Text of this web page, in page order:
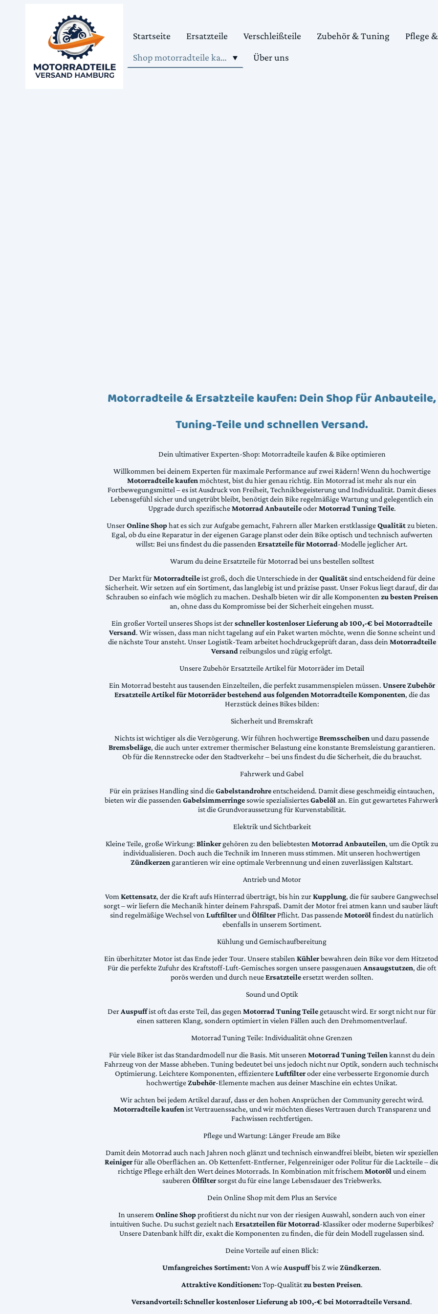
Startseite Ersatzteile Verschleißteile Zubehör & Tuning
Pflege
Shop motorradteile kaufen
Über uns
Motorradteile & Ersatzteile kaufen: Dein Shop für Anbauteile,
Tuning-Teile und schnellen Versand.
Dein ultimativer Experten-Shop: Motorradteile kaufen & Bike optimieren
Willkommen bei deinem Experten für maximale Performance auf zwei Rädern! Wenn du hochwertige
Motorradteile kaufenmöchtest, bist du hier genau richtig. Ein Motorrad ist mehr als nur ein
Fortbewegungsmittel – es ist Ausdruck von Freiheit, Technikbegeisterung und Individualität. Damit dieses
Lebensgefühl sicher und ungetrübt bleibt, benötigt dein Bike regelmäßige Wartung und gelegentlich ein
Upgrade durch spezifischeMotorrad AnbauteileoderMotorrad Tuning Teile.
UnserOnline Shophat es sich zur Aufgabe gemacht, Fahrern aller Marken erstklassigeQualitätzu bieten.
Egal, ob du eine Reparatur in der eigenen Garage planst oder dein Bike optisch und technisch aufwerten
willst: Bei uns findest du die passendenErsatzteile für Motorrad-Modelle jeglicher Art.
Warum du deine Ersatzteile für Motorrad bei uns bestellen solltest
Der Markt fürMotorradteileist groß, doch die Unterschiede in derQualitätsind entscheidend für deine
Sicherheit. Wir setzen auf ein Sortiment, das langlebig ist und präzise passt. Unser Fokus liegt darauf, dir
Schrauben so einfach wie möglich zu machen. Deshalb bieten wir dir alle Komponentenzu besten Preisen
an, ohne dass du Kompromisse bei der Sicherheit eingehen musst.
Ein großer Vorteil unseres Shops ist derschneller kostenloser Lieferung ab 100,-€ bei Motorradteile
Versand. Wir wissen, dass man nicht tagelang auf ein Paket warten möchte, wenn die Sonne scheint und
die nächste Tour ansteht. Unser Logistik-Team arbeitet hochdruckgeprüft daran, dass deinMotorradteile
Versandreibungslos und zügig erfolgt.
Unsere Zubehör Ersatzteile Artikel für Motorräder im Detail
Ein Motorrad besteht aus tausenden Einzelteilen, die perfekt zusammenspielen müssen. Unsere Zubehör
Ersatzteile Artikel für Motorräder bestehend aus folgenden Motorradteile Komponenten, die das
Herzstück deines Bikes bilden:
Sicherheit und Bremskraft
Nichts ist wichtiger als die Verzögerung. Wir führen hochwertigeBremsscheibenund dazu passende
Bremsbeläge, die auch unter extremer thermischer Belastung eine konstante Bremsleistung garantieren.
Ob für die Rennstrecke oder den Stadtverkehr – bei uns findest du die Sicherheit, die du brauchst.
Fahrwerk und Gabel
Für ein präzises Handling sind dieGabelstandrohreentscheidend. Damit diese geschmeidig eintauchen,
bieten wir die passendenGabelsimmerringesowie spezialisiertesGabelöl an. Ein gut gewartetes
ist die Grundvoraussetzung für Kurvenstabilität.
Elektrik und Sichtbarkeit
Kleine Teile, große Wirkung: Blinker gehören zu den beliebtestenMotorrad Anbauteilen, um die Optik zu
individualisieren. Doch auch die Technik im Inneren muss stimmen. Mit unseren hochwertigen
Zündkerzen garantieren wir eine optimale Verbrennung und einen zuverlässigen Kaltstart.
Antrieb und Motor
VomKettensatz, der die Kraft aufs Hinterrad überträgt, bis hin zurKupplung, die für saubere Gangwechsel
sorgt – wir liefern die Mechanik hinter deinem Fahrspaß. Damit der Motor frei atmen kann und sauber
sind regelmäßige Wechsel vonLuftfilterundÖlfilterPflicht. Das passendeMotorölfindest du natürlich
ebenfalls in unserem Sortiment.
Kühlung und Gemischaufbereitung
Ein überhitzter Motor ist das Ende jeder Tour. Unsere stabilenKühlerbewahren dein Bike vor dem
Für die perfekte Zufuhr des Kraftstoff-Luft-Gemisches sorgen unsere passgenauenAnsaugstutzen, die oft
porös werden und durch neueErsatzteileersetzt werden sollten.
Sound und Optik
DerAuspuffist oft das erste Teil, das gegenMotorrad Tuning Teile getauscht wird. Er sorgt nicht nur für
einen satteren Klang, sondern optimiert in vielen Fällen auch den Drehmomentverlauf.
Motorrad Tuning Teile: Individualität ohne Grenzen
Für viele Biker ist das Standardmodell nur die Basis. Mit unserenMotorrad Tuning Teilenkannst du dein
Fahrzeug von der Masse abheben. Tuning bedeutet bei uns jedoch nicht nur Optik, sondern auch
Optimierung. Leichtere Komponenten, effizientereLuftfilteroder eine verbesserte Ergonomie durch
hochwertigeZubehör-Elemente machen aus deiner Maschine ein echtes Unikat.
Wir achten bei jedem Artikel darauf, dass er den hohen Ansprüchen der Community gerecht wird.
Motorradteile kaufenist Vertrauenssache, und wir möchten dieses Vertrauen durch Transparenz und
Fachwissen rechtfertigen.
Pflege und Wartung: Länger Freude am Bike
Damit dein Motorrad auch nach Jahren noch glänzt und technisch einwandfrei bleibt, bieten wir speziellen
Reinigerfür alle Oberflächen an. Ob Kettenfett-Entferner, Felgenreiniger oder Politur für die Lackteile –
richtige Pflege erhält den Wert deines Motorrads. In Kombination mit frischemMotorölund einem
sauberenÖlfiltersorgst du für eine lange Lebensdauer des Triebwerks.
Dein Online Shop mit dem Plus an Service
In unseremOnline Shopprofitierst du nicht nur von der riesigen Auswahl, sondern auch von einer
intuitiven Suche. Du suchst gezielt nachErsatzteilen für Motorrad-Klassiker oder moderne Superbikes?
Unsere Datenbank hilft dir, exakt die Komponenten zu finden, die für dein Modell zugelassen sind.
Deine Vorteile auf einen Blick:
Umfangreiches Sortiment:Von A wieAuspuffbis Z wieZündkerzen.
Attraktive Konditionen:Top-Qualitätzu besten Preisen.
Versandvorteil:Schneller kostenloser Lieferung ab 100,-€ bei Motorradteile Versand.